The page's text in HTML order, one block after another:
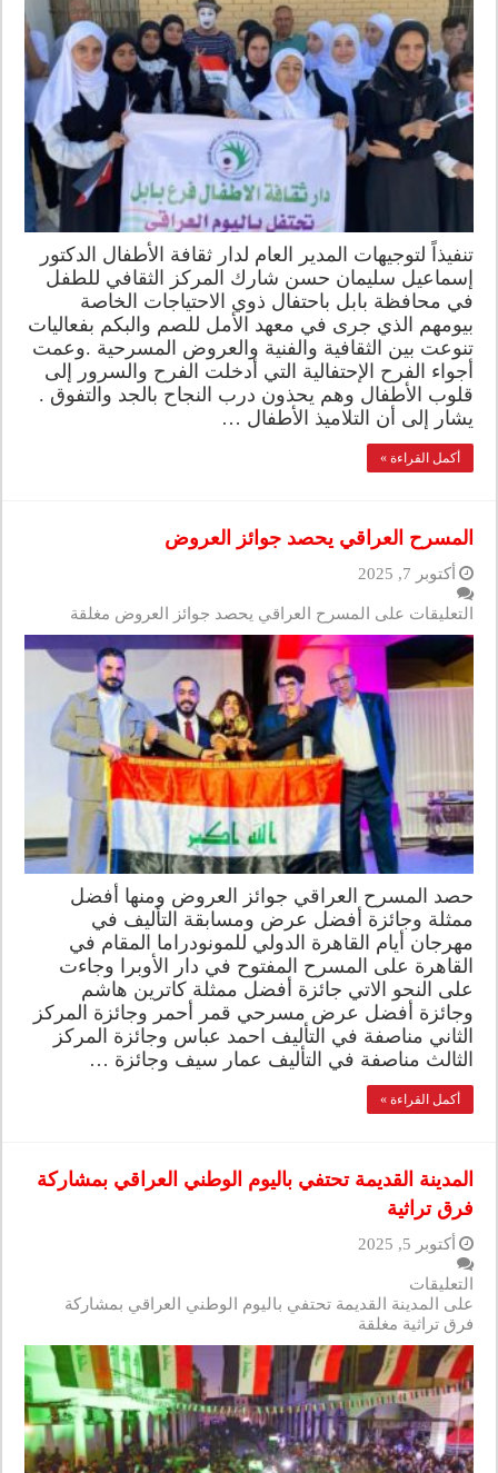
تنفيذاً لتوجيهات المدير العام لدار ثقافة الأطفال الدكتور
إسماعيل سليمان حسن شارك المركز الثقافي للطفل
في محافظة بابل باحتفال ذوي الاحتياجات الخاصة
بيومهم الذي جرى في معهد الأمل للصم والبكم بفعاليات
تنوعت بين الثقافية والفنية والعروض المسرحية .وعمت
أجواء الفرح الإحتفالية التي أدخلت الفرح والسرور إلى
قلوب الأطفال وهم يحذون درب النجاح بالجد والتفوق .
يشار إلى أن التلاميذ الأطفال …
أكمل القراءة »
المسرح العراقي يحصد جوائز العروض
أكتوبر 7, 2025
التعليقات على المسرح العراقي يحصد جوائز العروض مغلقة
حصد المسرح العراقي جوائز العروض ومنها أفضل
ممثلة وجائزة أفضل عرض ومسابقة التأليف في
مهرجان أيام القاهرة الدولي للمونودراما المقام في
القاهرة على المسرح المفتوح في دار الأوبرا وجاءت
على النحو الاتي جائزة أفضل ممثلة كاترين هاشم
وجائزة أفضل عرض مسرحي قمر أحمر وجائزة المركز
الثاني مناصفة في التأليف احمد عباس وجائزة المركز
الثالث مناصفة في التأليف عمار سيف وجائزة …
أكمل القراءة »
المدينة القديمة تحتفي باليوم الوطني العراقي بمشاركة
فرق تراثية
أكتوبر 5, 2025
التعليقات
على المدينة القديمة تحتفي باليوم الوطني العراقي بمشاركة
فرق تراثية مغلقة